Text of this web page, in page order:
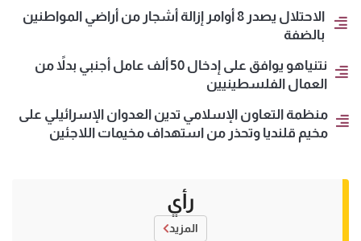
الاحتلال يصدر 8 أوامر إزالة أشجار من أراضي المواطنين
بالضفة
نتنياهو يوافق على إدخال 50 ألف عامل أجنبي بدلاً من
العمال الفلسطينيين
منظمة التعاون الإسلامي تدين العدوان الإسرائيلي على
مخيم قلنديا وتحذر من استهداف مخيمات اللاجئين
رأي
المزيد